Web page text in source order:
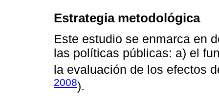
Estrategia metodológica
Este estudio se enmarca en
las políticas públicas: a) el
la evaluación de los efectos
2008).